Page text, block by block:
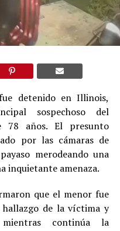
detenido en Illinois,
sospechoso del
78 años. El presunto
por las cámaras de
merodeando una
inquietante amenaza.
que el menor fue
de la víctima y
continúa la